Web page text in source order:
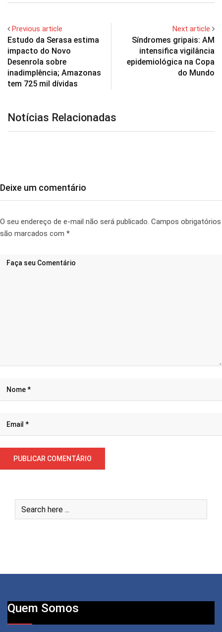
Previous article
Estudo da Serasa estima
impacto do Novo
Desenrola sobre
inadimplência; Amazonas
tem 725 mil dívidas
Next article
Síndromes gripais: AM
intensifica vigilância
epidemiológica na Copa
do Mundo
Notícias Relacionadas
Deixe um comentário
O seu endereço de e-mail não será publicado. Campos obrigatórios
são marcados com *
Quem Somos